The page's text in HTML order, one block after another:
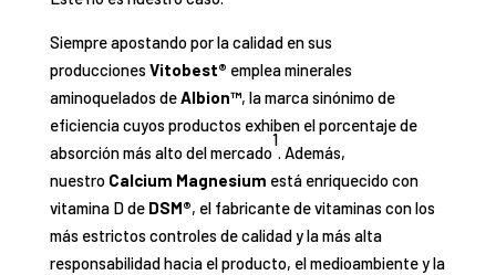
Siempre apostando por la calidad en sus
producciones Vitobest® emplea minerales
aminoquelados deAlbion™, la marca sinónimo de
eficiencia cuyos productos exhiben el porcentaje de
absorción más alto del mercado
1
. Además,
nuestro Calcium Magnesium está enriquecido con
vitamina D de DSM®, el fabricante de vitaminas con los
más estrictos controles de calidad y la más alta
responsabilidad hacia el producto, el medioambiente y la